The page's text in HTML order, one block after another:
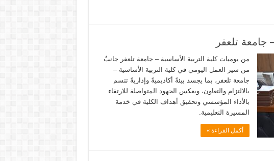
جامعة تلعفر
من يوميات كلية التربية الأساسية – جامعة تلعفر جانبٌ
من سير العمل اليومي في كلية التربية الأساسية –
جامعة تلعفر، بما يجسد بيئةً أكاديميةً وإداريةً تتسم
بالالتزام والتعاون، ويعكس الجهود المتواصلة للارتقاء
بالأداء المؤسسي وتحقيق أهداف الكلية في خدمة
المسيرة التعليمية.
أكمل القراءة »